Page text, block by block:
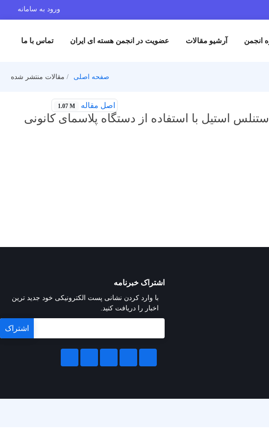
ورود به سامانه
انجمن آرشیو مقالات عضویت در انجمن هسته ای ایران تماس با ما
صفحه اصلی مقالات منتشر شده
اصل مقاله 1.07 M
استیل با استفاده از دستگاه پلاسمای کانونی
اشتراک خبرنامه
با وارد کردن نشانی پست الکترونیکی خود جدید ترین
اخبار را دریافت کنید.